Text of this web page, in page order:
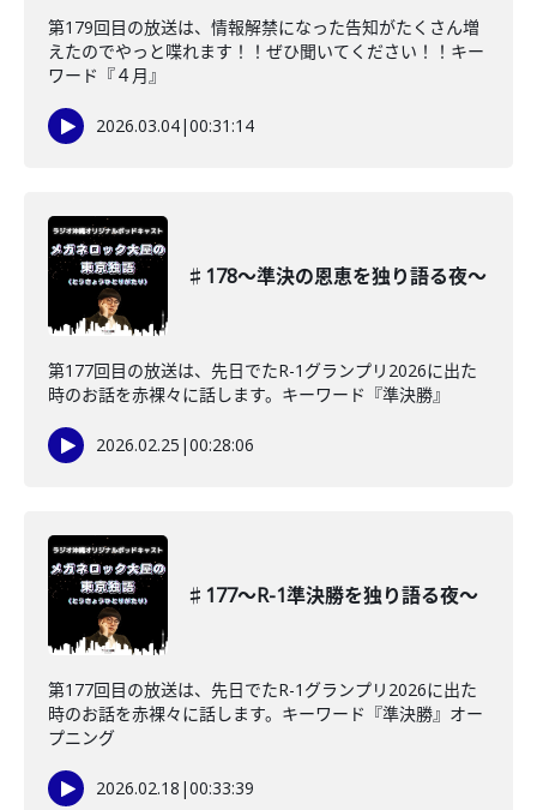
第179回目の放送は、情報解禁になった告知がたくさん増
えたのでやっと喋れます！！ぜひ聞いてください！！キー
ワード『４月』
2026.03.04|00:31:14
♯178〜準決の恩恵を独り語る夜〜
第177回目の放送は、先日でたR-1グランプリ2026に出た
時のお話を赤裸々に話します。キーワード『準決勝』
2026.02.25 |00:28:06
♯177〜R-1準決勝を独り語る夜〜
第177回目の放送は、先日でたR-1グランプリ2026に出た
時のお話を赤裸々に話します。キーワード『準決勝』オー
プニング
2026.02.18 |00:33:39